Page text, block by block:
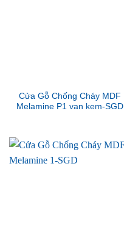
Cửa Gỗ Chống Cháy MDF
Melamine P1 van kem-SGD